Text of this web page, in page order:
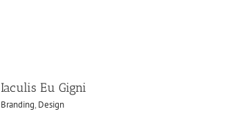
Iaculis Eu Gigni
Branding, Design